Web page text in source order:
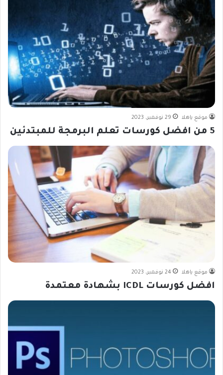
موقع ياهلا 29 نوفمبر، 2023
5 من افضل كورسات تعلم البرمجة للمبتدئين
موقع ياهلا 24 نوفمبر، 2023
افضل كورسات ICDL بشهادة معتمدة